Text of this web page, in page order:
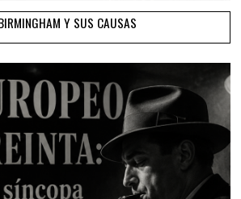
Y SUS CAUSAS